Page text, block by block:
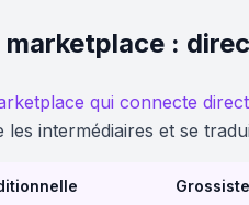
:
qui connecte
intermédiaires et se